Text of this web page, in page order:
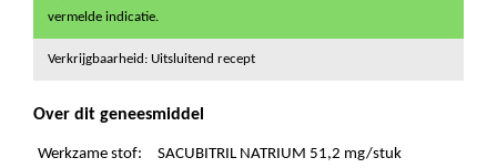
vermelde indicatie.
Verkrijgbaarheid: Uitsluitend recept
Over dit geneesmiddel
Werkzame stof:
SACUBITRIL NATRIUM 51,2 mg/stuk